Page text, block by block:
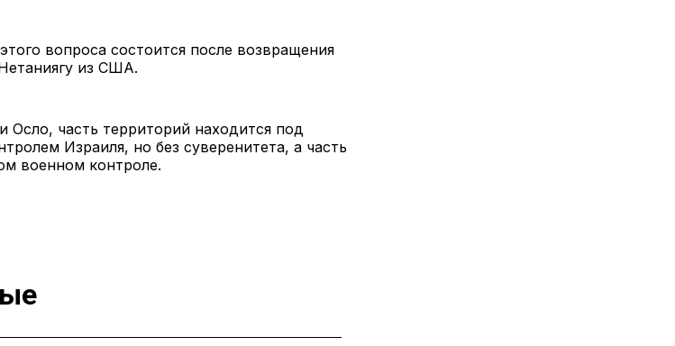
вопроса состоится после возвращения
из США.
Осло, часть территорий находится под
Израиля, но без суверенитета, а часть
военном контроле.